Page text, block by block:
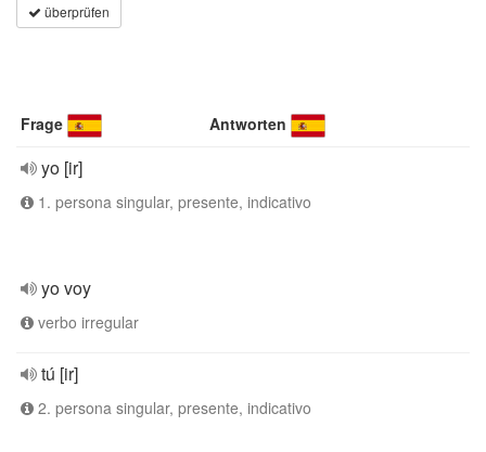
überprüfen
Frage Antworten
yo [ir]
1. persona singular, presente, indicativo
yo voy
verbo irregular
tú [ir]
2. persona singular, presente, indicativo